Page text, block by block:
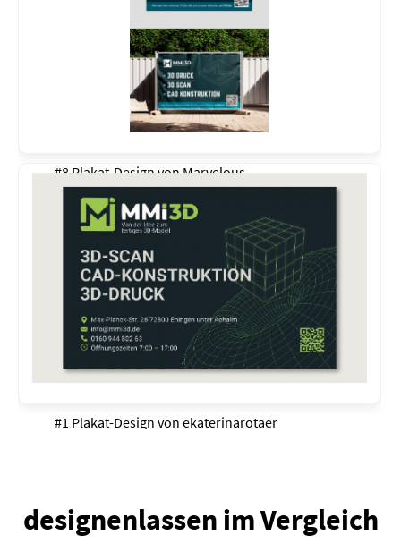
#8 Plakat-Design vonMarvelous
#1 Plakat-Design von ekaterinarotaer
designenlassen im Vergleich